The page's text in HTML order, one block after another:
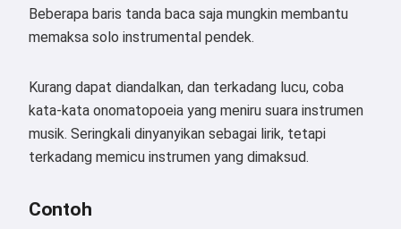
Beberapa baris tanda baca saja mungkin membantu
memaksa solo instrumental pendek.
Kurang dapat diandalkan, dan terkadang lucu, coba
kata-kata onomatopoeia yang meniru suara instrumen
musik. Seringkali dinyanyikan sebagai lirik, tetapi
terkadang memicu instrumen yang dimaksud.
Contoh